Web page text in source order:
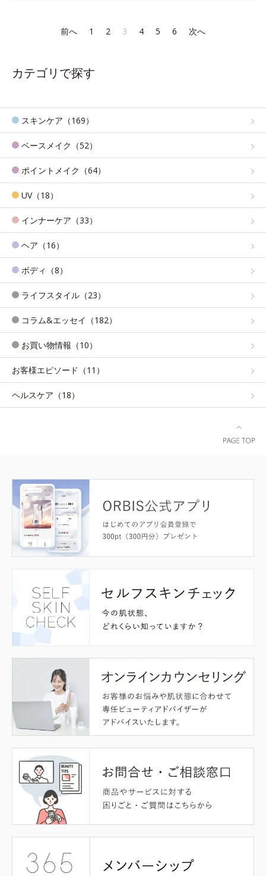
前へ 1 2 3 4 5 6 次へ
カテゴリで探す
スキンケア（169）
ベースメイク（52）
ポイントメイク（64）
UV（18）
インナーケア（33）
ヘア（16）
ボディ（8）
ライフスタイル（23）
コラム&エッセイ（182）
お買い物情報（10）
お客様エピソード（11）
ヘルスケア（18）